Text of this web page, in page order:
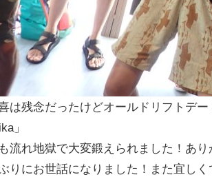
は残念だったけどオールドリフトデ
」
流れ地獄で大変鍛えられました！あり
りにお世話になりました！また宜しく